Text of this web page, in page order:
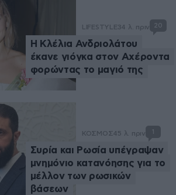
LIFESTYLE34 λ. πριν 20
Η Κλέλια Ανδριολάτου
έκανε γιόγκα στον Αχέροντα
φορώντας το μαγιό της
ΚΟΣΜΟΣ45 λ. πριν
Συρία και Ρωσία υπέγραψαν
μνημόνιο κατανόησης για το
μέλλον των ρωσικών
βάσεων